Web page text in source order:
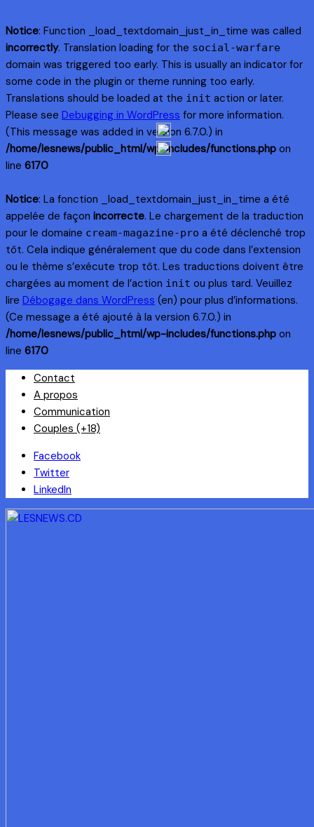
Notice: Function _load_textdomain_just_in_time was called
incorrectly. Translation loading for the social-warfare
domain was triggered too early. This is usually an indicator for
some code in the plugin or theme running too early.
Translations should be loaded at the init action or later.
Please see Debugging in WordPress for more information.
(This message was added in version 6.7.0.) in
/home/lesnews/public_html/wp-includes/functions.php on
line 6170
Notice: La fonction _load_textdomain_just_in_time a été
appelée de façon incorrecte. Le chargement de la traduction
pour le domaine cream-magazine-pro a été déclenché trop
tôt. Cela indique généralement que du code dans l’extension
ou le thème s’exécute trop tôt. Les traductions doivent être
chargées au moment de l’action init ou plus tard. Veuillez
lire Débogage dans WordPress (en) pour plus d’informations.
(Ce message a été ajouté à la version 6.7.0.) in
/home/lesnews/public_html/wp-includes/functions.php on
line 6170
Skip
content
Contact
A propos
Communication
Couples (+18)
Facebook
Twitter
LinkedIn